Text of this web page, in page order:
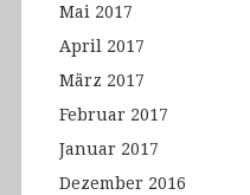
Mai 2017
April 2017
März 2017
Februar 2017
Januar 2017
Dezember 2016